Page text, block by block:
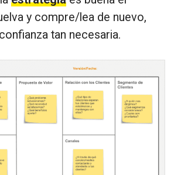
y compre/lea de nuevo,
tan necesaria.